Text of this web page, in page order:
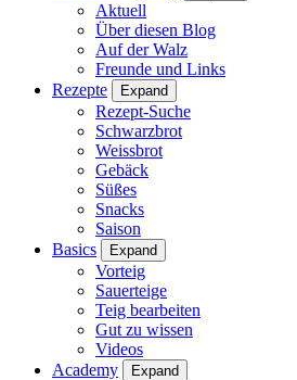
Aktuell
Über diesen Blog
Auf der Walz
Freunde und Links
Rezepte
Expand
Rezept-Suche
Schwarzbrot
Weissbrot
Gebäck
Süßes
Snacks
Saison
Basics
Expand
Vorteig
Sauerteige
Teig bearbeiten
Gut zu wissen
Videos
Academy
Expand